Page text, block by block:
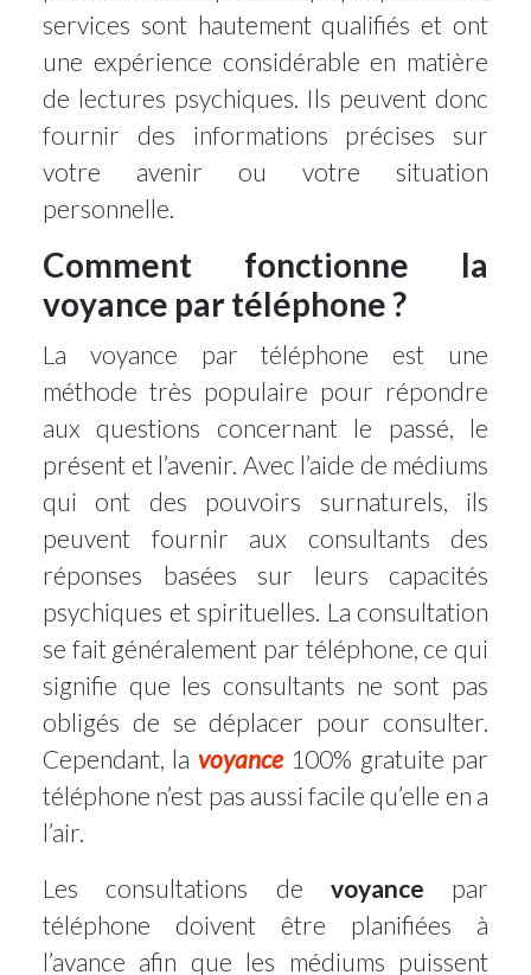
services sont hautement qualifiés et ont
une expérience considérable en matière
de lectures psychiques. Ils peuvent donc
fournir des informations précises sur
votre avenir ou votre situation
personnelle.
Comment fonctionne la
voyance par téléphone ?
La voyance par téléphone est une
méthode très populaire pour répondre
aux questions concernant le passé, le
présent et l’avenir. Avec l’aide de médiums
qui ont des pouvoirs surnaturels, ils
peuvent fournir aux consultants des
réponses basées sur leurs capacités
psychiques et spirituelles. La consultation
se fait généralement par téléphone, ce qui
signifie que les consultants ne sont pas
obligés de se déplacer pour consulter.
Cependant, la voyance100% gratuite par
téléphone n’est pas aussi facile qu’elle en a
l’air.
Les consultations de voyance par
téléphone doivent être planifiées à
l’avance afin que les médiums puissent